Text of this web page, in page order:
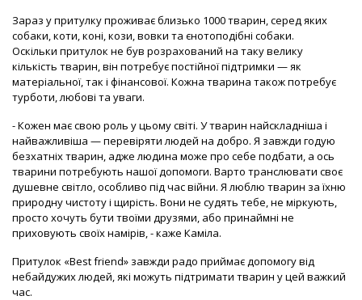
Зараз у притулку проживає близько 1000 тварин, серед яких
собаки, коти, коні, кози, вовки та єнотоподібні собаки.
Оскільки притулок не був розрахований на таку велику
кількість тварин, він потребує постійної підтримки — як
матеріальної, так і фінансової. Кожна тварина також потребує
турботи, любові та уваги.
- Кожен має свою роль у цьому світі. У тварин найскладніша і
найважливіша — перевіряти людей на добро. Я завжди годую
безхатніх тварин, адже людина може про себе подбати, а ось
тварини потребують нашої допомоги. Варто транслювати своє
душевне світло, особливо під час війни. Я люблю тварин за їхню
природну чистоту і щирість. Вони не судять тебе, не міркують,
просто хочуть бути твоїми друзями, або принаймні не
приховують своїх намірів, - каже Каміла.
Притулок «Best friend» завжди радо приймає допомогу від
небайдужих людей, які можуть підтримати тварин у цей важкий
час.